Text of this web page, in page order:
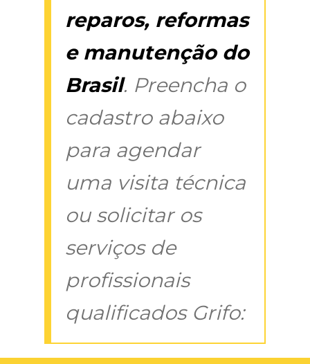
reparos, reformas
e manutenção do
Brasil. Preencha o
cadastro abaixo
para agendar
uma visita técnica
ou solicitar os
serviços de
profissionais
qualificados Grifo: